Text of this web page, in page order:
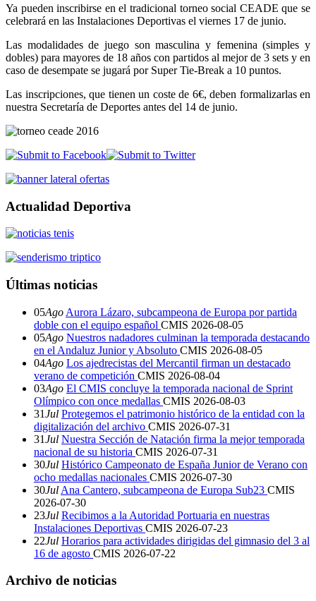
Ya pueden inscribirse en el tradicional torneo social CEADE que se
celebrará en las Instalaciones Deportivas el viernes 17 de junio.
Las modalidades de juego son masculina y femenina (simples y
dobles) para mayores de 18 años con partidos al mejor de 3 sets y en
caso de desempate se jugará por Super Tie-Break a 10 puntos.
Las inscripciones, que tienen un coste de 6€, deben formalizarlas en
nuestra Secretaría de Deportes antes del 14 de junio.
Actualidad Deportiva
Últimas noticias
05Ago Aurora Lázaro, subcampeona de Europa por partida
doble con el equipo español CMIS 2026-08-05
05Ago Nuestros nadadores culminan la temporada destacando
en el Andaluz Junior y Absoluto CMIS 2026-08-05
04Ago Los ajedrecistas del Mercantil firman un destacado
verano de competición CMIS 2026-08-04
03Ago El CMIS concluye la temporada nacional de Sprint
Olímpico con once medallas CMIS 2026-08-03
31Jul Protegemos el patrimonio histórico de la entidad con la
digitalización del archivo CMIS 2026-07-31
31Jul Nuestra Sección de Natación firma la mejor temporada
nacional de su historia CMIS 2026-07-31
30Jul Histórico Campeonato de España Junior de Verano con
ocho medallas nacionales CMIS 2026-07-30
30Jul Ana Cantero, subcampeona de Europa Sub23 CMIS
2026-07-30
23Jul Recibimos a la Autoridad Portuaria en nuestras
Instalaciones Deportivas CMIS 2026-07-23
22Jul Horarios para actividades dirigidas del gimnasio del 3 al
16 de agosto CMIS 2026-07-22
Archivo de noticias